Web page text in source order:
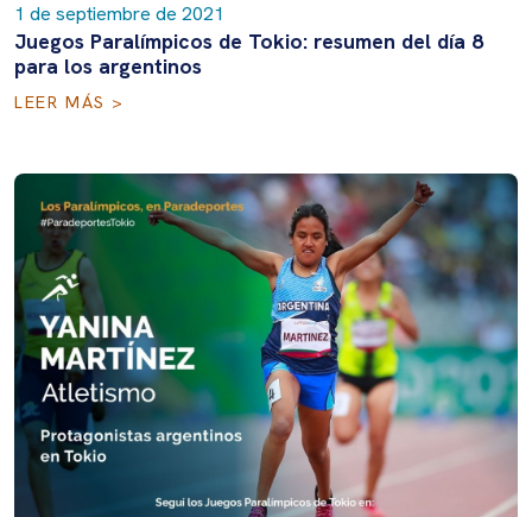
1 de septiembre de 2021
Juegos Paralímpicos de Tokio: resumen del día 8
para los argentinos
LEER MÁS >